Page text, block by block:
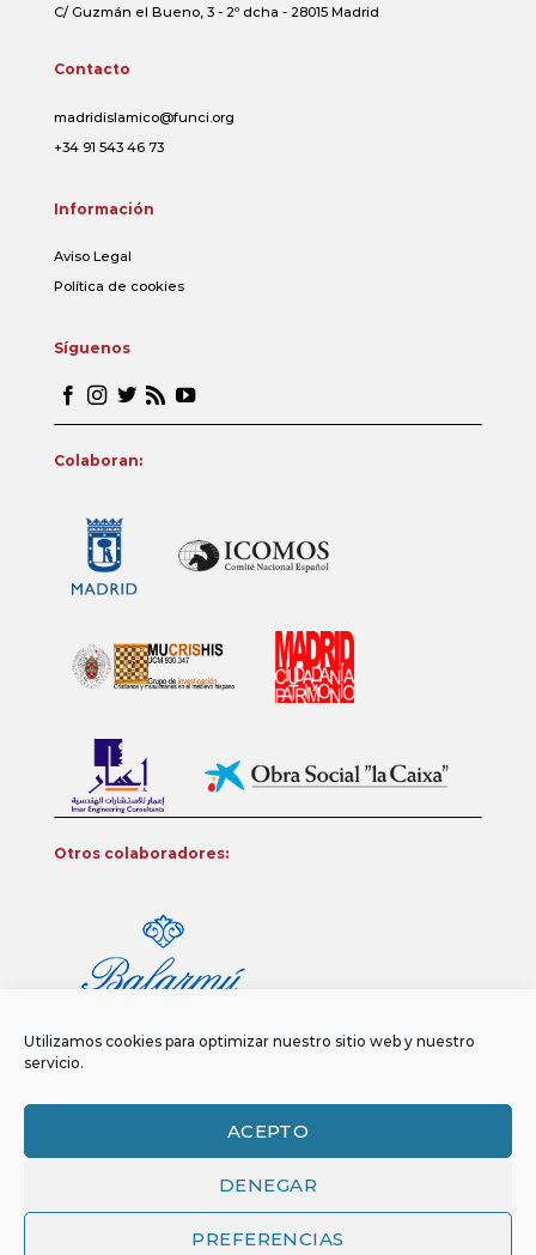
Utilizamos cookies para optimizar nuestro sitio web y nuestro
servicio.
ACEPTO
DENEGAR
PREFERENCIAS
C/ Guzmán el Bueno, 3 - 2º dcha - 28015 Madrid
Contacto
madridislamico@funci.org
+34 91 543 46 73
Información
Aviso Legal
Política de cookies
Síguenos
Colaboran:
Otros colaboradores:
Política de privacidad
intelectual e industrial de este sitio web, y es también titular o tiene la